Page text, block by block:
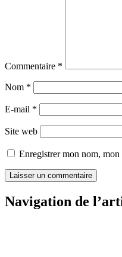
Commentaire *
Nom *
E-mail *
Site web
Enregistrer mon nom,
Navigation de